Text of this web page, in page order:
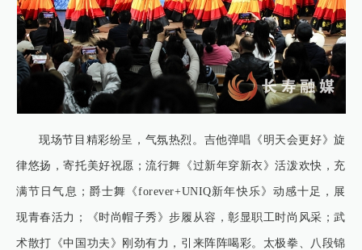
现场节目精彩纷呈，气氛热烈。吉他弹唱《明天会更好》旋
律悠扬，寄托美好祝愿；流行舞《过新年穿新衣》活泼欢快，充
满节日气息；爵士舞《forever+UNIQ新年快乐》动感十足，展
现青春活力；《时尚帽子秀》步履从容，彰显职工时尚风采；武
术散打《中国功夫》刚劲有力，引来阵阵喝彩。太极拳、八段锦